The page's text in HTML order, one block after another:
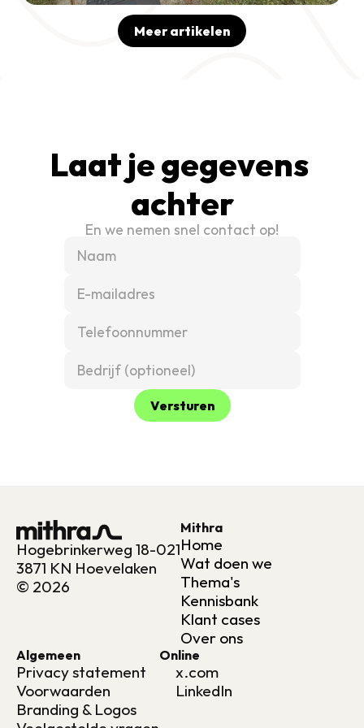
Meer artikelen
Laat je gegevens
achter
En we nemen snel contact op!
Versturen
Hogebrinkerweg 18-021
3871 KN Hoevelaken
© 2026
Mithra
Home
Wat doen we
Thema's
Kennisbank
Klant cases
Over ons
Online
x.com
LinkedIn
Algemeen
Privacy statement
Voorwaarden
Branding & Logos